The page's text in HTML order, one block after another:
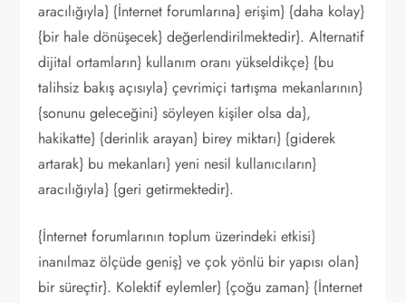
aracılığıyla} {İnternet forumlarına} erişim} {daha kolay}
{bir hale dönüşecek} değerlendirilmektedir}. Alternatif
dijital ortamların} kullanım oranı yükseldikçe} {bu
talihsiz bakış açısıyla} çevrimiçi tartışma mekanlarının}
{sonunu geleceğini} söyleyen kişiler olsa da},
hakikatte} {derinlik arayan} birey miktarı} {giderek
artarak} bu mekanları} yeni nesil kullanıcıların}
aracılığıyla} {geri getirmektedir}.
{İnternet forumlarının toplum üzerindeki etkisi}
inanılmaz ölçüde geniş} ve çok yönlü bir yapısı olan}
bir süreçtir}. Kolektif eylemler} {çoğu zaman} {İnternet